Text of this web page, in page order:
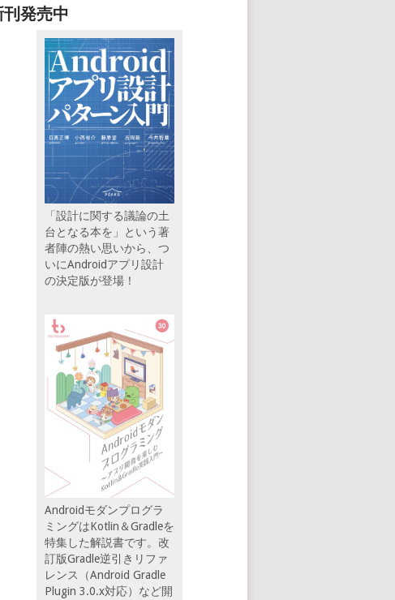
刊発売中
「設計に関する議論の土
台となる本を」という著
者陣の熱い思いから、つ
いにAndroidアプリ設計
の決定版が登場！
Androidモダンプログラ
ミングはKotlin＆Gradleを
特集した解説書です。改
訂版Gradle逆引きリファ
レンス（Android Gradle
Plugin 3.0.x対応）など開